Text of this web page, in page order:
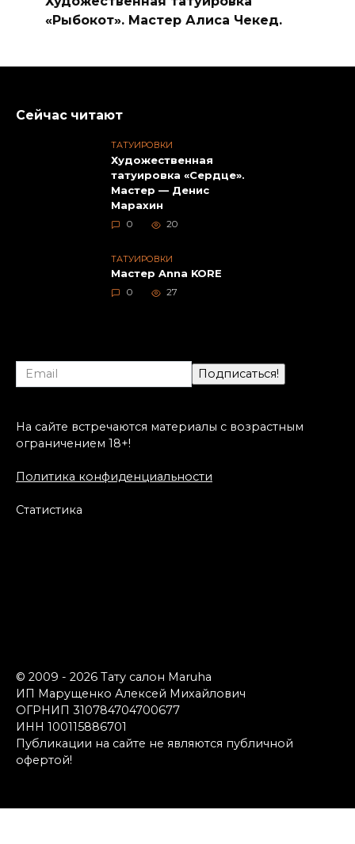
«Рыбокот». Мастер Алиса Чекед.
Сейчас читают
ТАТУИРОВКИ
Художественная
татуировка «Сердце».
Мастер — Денис
Марахин
0 20
ТАТУИРОВКИ
Мастер Anna KORE
0 27
На сайте встречаются материалы с возрастным
ограничением 18+!
Политика конфиденциальности
Статистика
© 2009 - 2026 Тату салон Maruha
ИП Марущенко Алексей Михайлович
ОГРНИП 310784704700677
ИНН 100115886701
Публикации на сайте не являются публичной
офертой!